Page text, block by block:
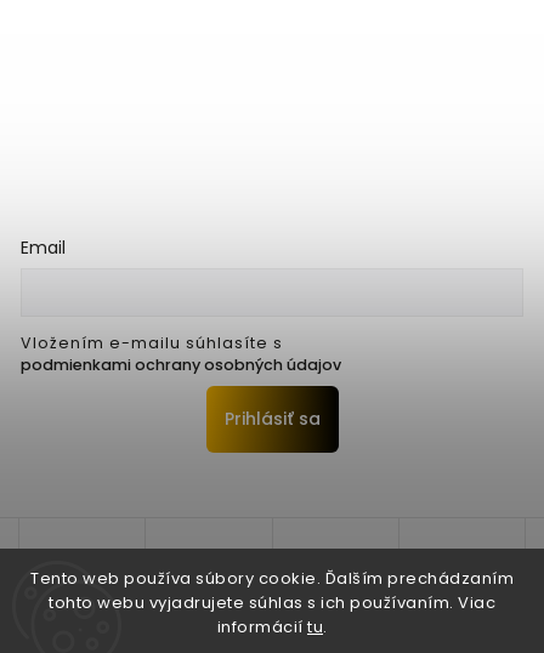
Tento web používa súbory cookie. Ďalším prechádzaním
tohto webu vyjadrujete súhlas s ich používaním. Viac
informácií tu.
Email
Vložením e-mailu súhlasíte s
podmienkami ochrany osobných údajov
Prihlásiť sa